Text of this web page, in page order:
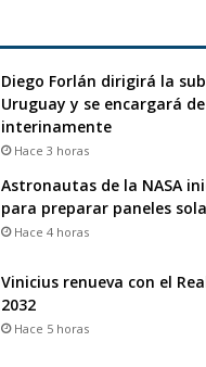
Diego Forlán dirigirá la
Uruguay y se encargará
interinamente
Hace 3 horas
Astronautas de la NASA
para preparar paneles
Hace 4 horas
Vinicius renueva con el
2032
Hace 5 horas